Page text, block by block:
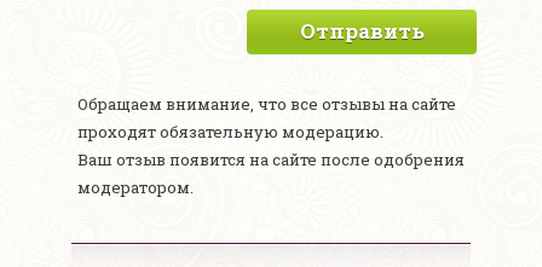
Отправить
Обращаем внимание, что все отзывы на сайте
проходят обязательную модерацию.
Ваш отзыв появится на сайте после одобрения
модератором.